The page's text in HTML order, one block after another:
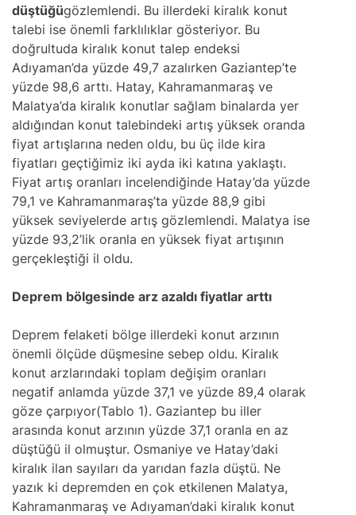
düştüğügözlemlendi. Bu illerdeki kiralık konut
talebi ise önemli farklılıklar gösteriyor. Bu
doğrultuda kiralık konut talep endeksi
Adıyaman’da yüzde 49,7 azalırken Gaziantep’te
yüzde 98,6 arttı. Hatay, Kahramanmaraş ve
Malatya’da kiralık konutlar sağlam binalarda yer
aldığından konut talebindeki artış yüksek oranda
fiyat artışlarına neden oldu, bu üç ilde kira
fiyatları geçtiğimiz iki ayda iki katına yaklaştı.
Fiyat artış oranları incelendiğinde Hatay’da yüzde
79,1 ve Kahramanmaraş’ta yüzde 88,9 gibi
yüksek seviyelerde artış gözlemlendi. Malatya ise
yüzde 93,2’lik oranla en yüksek fiyat artışının
gerçekleştiği il oldu.
Deprem bölgesinde arz azaldı fiyatlar arttı
Deprem felaketi bölge illerdeki konut arzının
önemli ölçüde düşmesine sebep oldu. Kiralık
konut arzlarındaki toplam değişim oranları
negatif anlamda yüzde 37,1 ve yüzde 89,4 olarak
göze çarpıyor(Tablo 1). Gaziantep bu iller
arasında konut arzının yüzde 37,1 oranla en az
düştüğü il olmuştur. Osmaniye ve Hatay’daki
kiralık ilan sayıları da yarıdan fazla düştü. Ne
yazık ki depremden en çok etkilenen Malatya,
Kahramanmaraş ve Adıyaman’daki kiralık konut